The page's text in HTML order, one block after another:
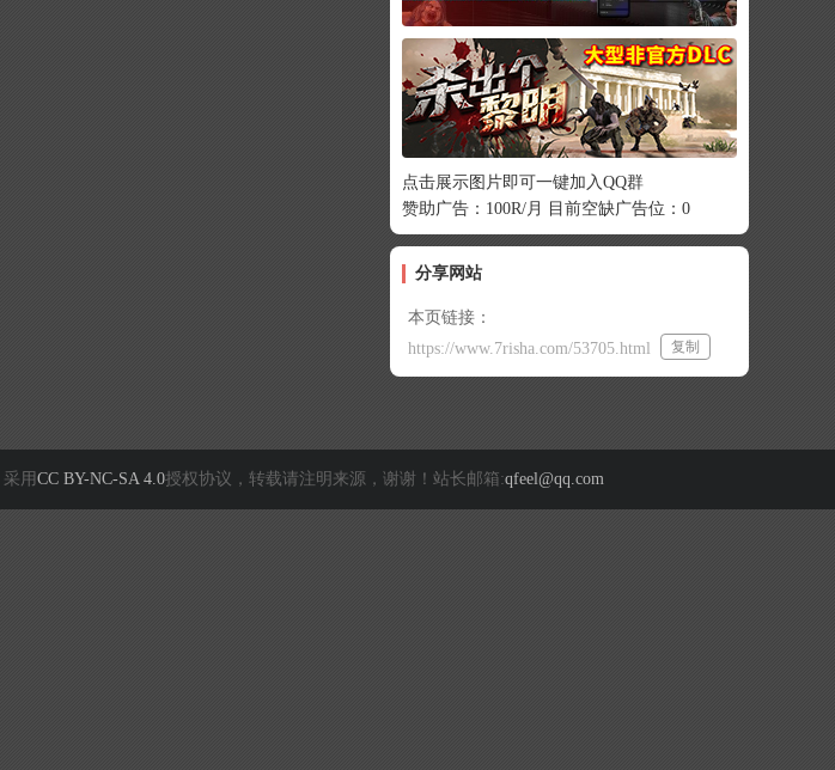
点击展示图片即可一键加入QQ群
赞助广告：100R/月 目前空缺广告位：0
分享网站
本页链接：
https://www.7risha.com/53705.html
复制
采用 CC BY-NC-SA 4.0授权协议，转载请注明来源，谢谢！站长邮箱:qfeel@qq.com